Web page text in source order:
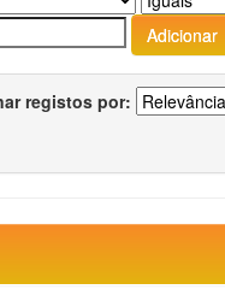
registos por: